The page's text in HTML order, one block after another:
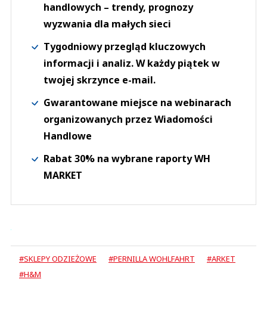
handlowych – trendy, prognozy
wyzwania dla małych sieci
Tygodniowy przegląd kluczowych
informacji i analiz. W każdy piątek w
twojej skrzynce e-mail.
Gwarantowane miejsce na webinarach
organizowanych przez Wiadomości
Handlowe
Rabat 30% na wybrane raporty WH
MARKET
#SKLEPY ODZIEŻOWE #PERNILLA WOHLFAHRT
#ARKET
#H&M